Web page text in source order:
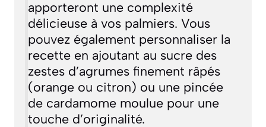
apporteront une complexité
délicieuse à vos palmiers. Vous
pouvez également personnaliser la
recette en ajoutant au sucre des
zestes d’agrumes finement râpés
(orange ou citron) ou une pincée
de cardamome moulue pour une
touche d’originalité.